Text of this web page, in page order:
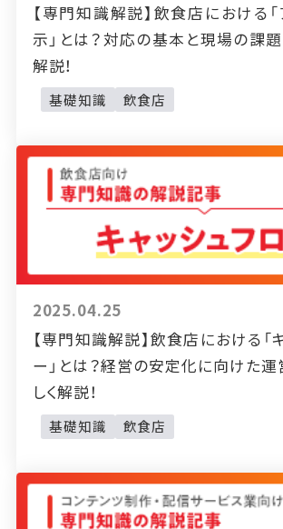
【専門知識解説】飲食店における
示」とは？対応の基本と現場の課
解説！
基礎知識 飲食店
2025.04.25
【専門知識解説】飲食店における「
ー」とは？経営の安定化に向けた
しく解説！
基礎知識 飲食店